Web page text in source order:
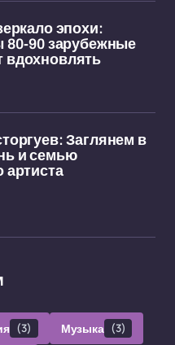
эпохи:
80-90 зарубежные
вдохновлять
Заглянем в
и семью
артиста
(3) Музыка (3)